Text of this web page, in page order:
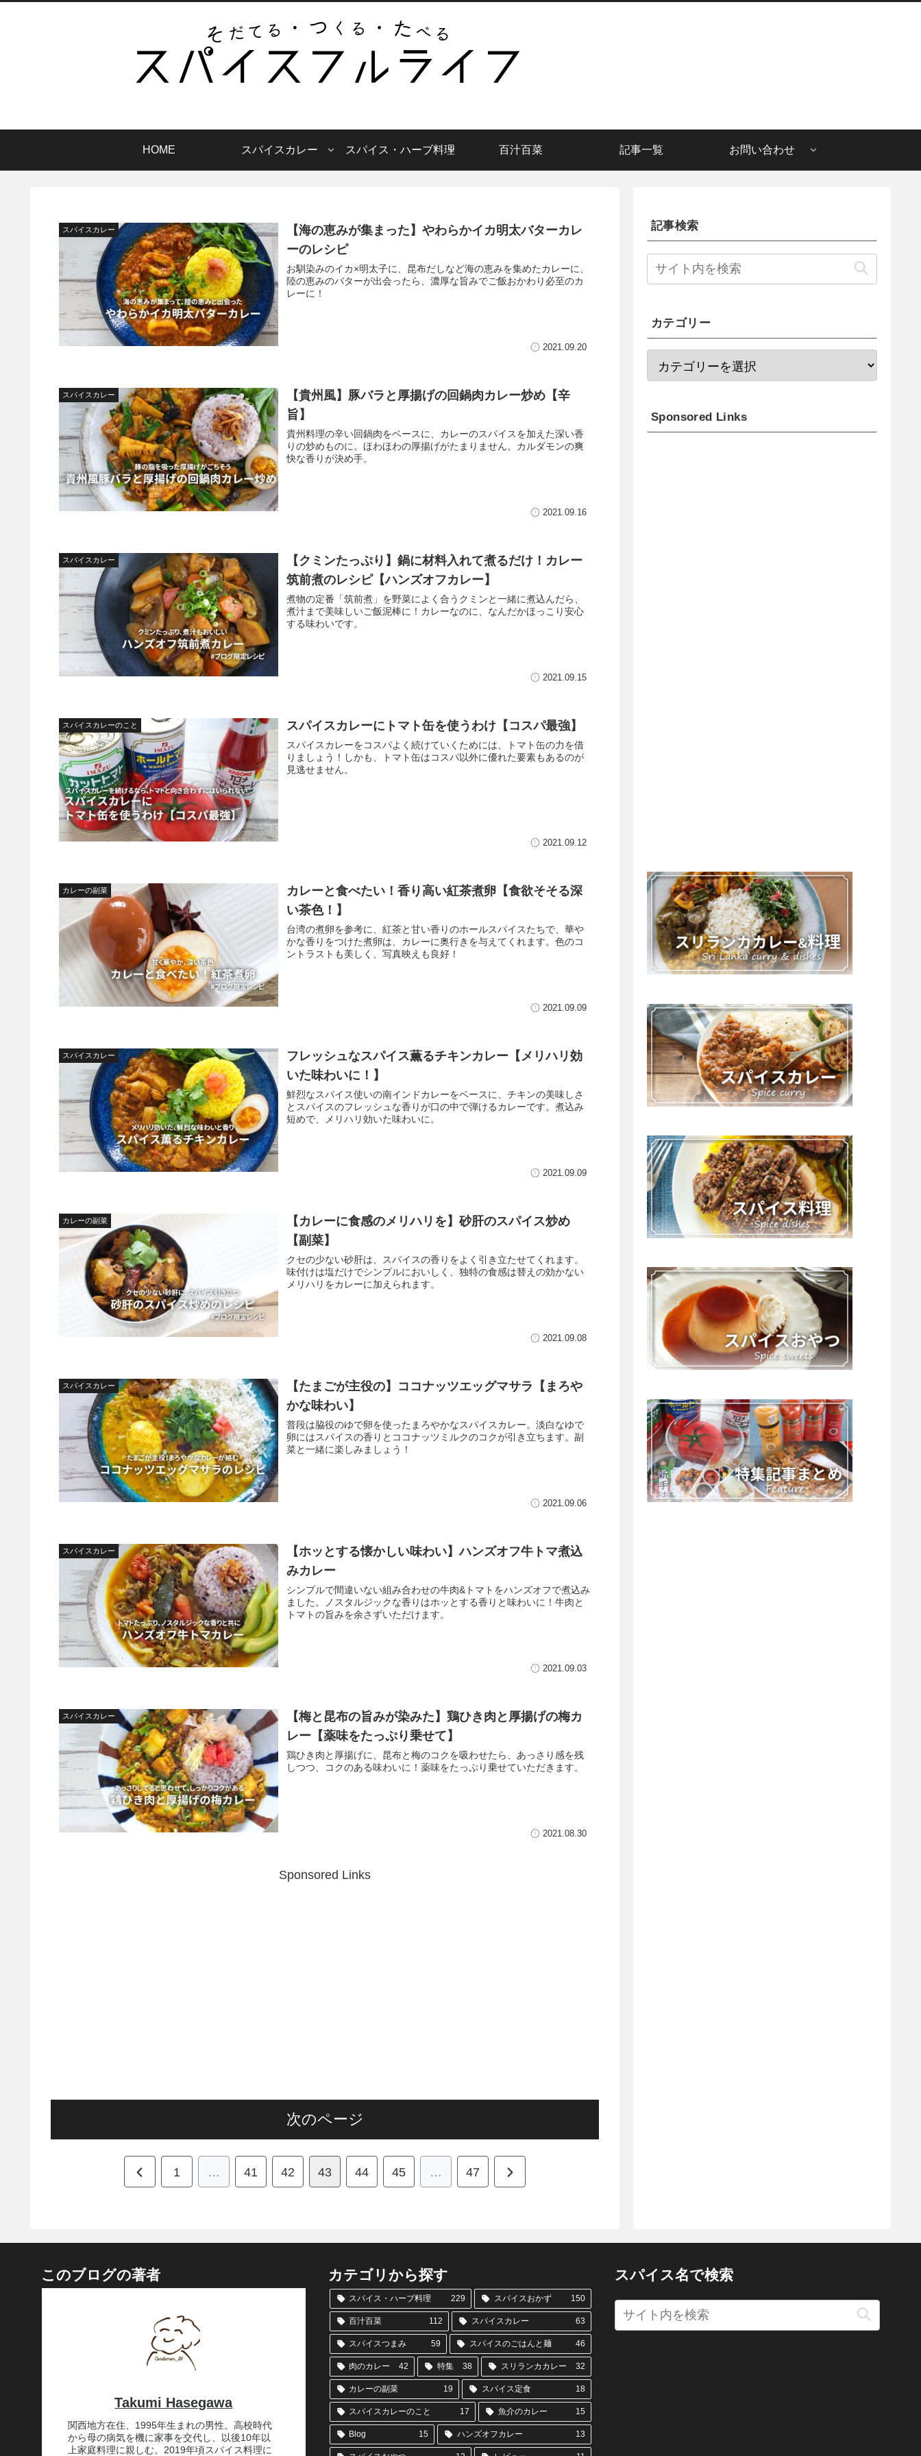
HOME スパイスカレー スパイス・ハーブ料理 百汁百菜 記事一覧 お問い合わせ
スパイスカレー
【海の恵みが集まった】やわらかイカ明太バターカレ
ーのレシピ
お馴染みのイカ×明太子に、昆布だしなど海の恵みを集めたカレーに、
陸の恵みのバターが出会ったら、濃厚な旨みでご飯おかわり必至のカ
レーに！
2021.09.20
スパイスカレー
【貴州風】豚バラと厚揚げの回鍋肉カレー炒め【辛
旨】
貴州料理の辛い回鍋肉をベースに、カレーのスパイスを加えた深い香
りの炒めものに。ほわほわの厚揚げがたまりません。カルダモンの爽
快な香りが決め手。
2021.09.16
スパイスカレー
【クミンたっぷり】鍋に材料入れて煮るだけ！カレー
筑前煮のレシピ【ハンズオフカレー】
煮物の定番「筑前煮」を野菜によく合うクミンと一緒に煮込んだら、
煮汁まで美味しいご飯泥棒に！カレーなのに、なんだかほっこり安心
する味わいです。
2021.09.15
スパイスカレーのこと スパイスカレーにトマト缶を使うわけ【コスパ最強】
スパイスカレーをコスパよく続けていくためには、トマト缶の力を借
りましょう！しかも、トマト缶はコスパ以外に優れた要素もあるのが
見逃せません。
2021.09.12
カレーの副菜
カレーと食べたい！香り高い紅茶煮卵【食欲そそる深
い茶色！】
台湾の煮卵を参考に、紅茶と甘い香りのホールスパイスたちで、華や
かな香りをつけた煮卵は、カレーに奥行きを与えてくれます。色のコ
ントラストも美しく、写真映えも良好！
2021.09.09
スパイスカレー
フレッシュなスパイス薫るチキンカレー【メリハリ効
いた味わいに！】
鮮烈なスパイス使いの南インドカレーをベースに、チキンの美味しさ
とスパイスのフレッシュな香りが口の中で弾けるカレーです。煮込み
短めで、メリハリ効いた味わいに。
2021.09.09
カレーの副菜
【カレーに食感のメリハリを】砂肝のスパイス炒め
【副菜】
クセの少ない砂肝は、スパイスの香りをよく引き立たせてくれます。
味付けは塩だけでシンプルにおいしく、独特の食感は替えの効かない
メリハリをカレーに加えられます。
2021.09.08
スパイスカレー
【たまごが主役の】ココナッツエッグマサラ【まろや
かな味わい】
普段は脇役のゆで卵を使ったまろやかなスパイスカレー。淡白なゆで
卵にはスパイスの香りとココナッツミルクのコクが引き立ちます。副
菜と一緒に楽しみましょう！
2021.09.06
スパイスカレー
【ホッとする懐かしい味わい】ハンズオフ牛トマ煮込
みカレー
シンプルで間違いない組み合わせの牛肉&トマトをハンズオフで煮込み
ました。ノスタルジックな香りはホッとする香りと味わいに！牛肉と
トマトの旨みを余さずいただけます。
2021.09.03
スパイスカレー
【梅と昆布の旨みが染みた】鶏ひき肉と厚揚げの梅カ
レー【薬味をたっぷり乗せて】
鶏ひき肉と厚揚げに、昆布と梅のコクを吸わせたら、あっさり感を残
しつつ、コクのある味わいに！薬味をたっぷり乗せていただきます。
2021.08.30
Sponsored Links
次のページ
前 1 … 41 42 43 44 45 … 47 次
記事検索
カテゴリー
Sponsored Links
このブログの著者
Takumi Hasegawa
関西地方在住、1995年生まれの男性。高校時代
から母の病気を機に家事を交代し、以後10年以
上家庭料理に親しむ。2019年頃スパイス料理に
カテゴリから探す
スパイス・ハーブ料理 229 スパイスおかず 150
百汁百菜 112 スパイスカレー 63
スパイスつまみ 59 スパイスのごはんと麺 46
肉のカレー 42 特集 38 スリランカカレー 32
カレーの副菜 19 スパイス定食 18
スパイスカレーのこと 17 魚介のカレー 15
Blog 15 ハンズオフカレー 13
スパイス名で検索